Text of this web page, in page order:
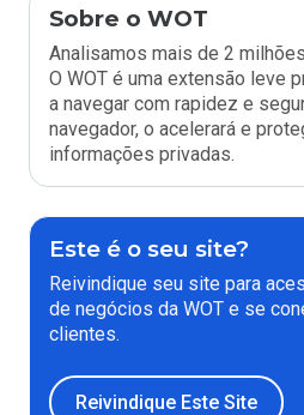
Sobre o WOT
Analisamos mais de 2
O WOT é uma extensão leve
a navegar com rapidez e
navegador, o acelerará e
informações privadas.
Este é o seu site?
Reivindique seu site para
de negócios da WOT e se
clientes.
Reivindique Este Site